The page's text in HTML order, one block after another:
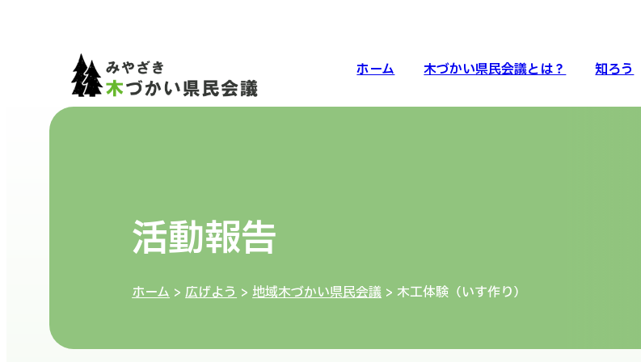
ホーム 木づかい県民会議とは？ 知ろう
活動報告
ホーム >広げよう >地域木づかい県民会議 > 木工体験（いす作り）